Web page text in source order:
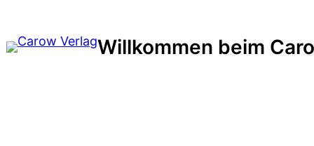
Inhalt
springen
Willkommen beim